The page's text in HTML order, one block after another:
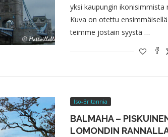
yksi kaupungin
Kuva on otettu
teimme jostain syystä …
Iso-Britannia
BALMAHA –
LOMONDIN